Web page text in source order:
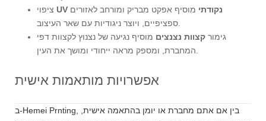
UV נקודתי מוסיף אפקט מבריק ומורחב לאזורים
ספציפיים, ויוצר ניגודיות עם שאר העיצוב.
גימורקצוות נצנצים מוסיף נגיעה של נצנוץ לקצוות דפי
אפשרויות מותאמות אישית
ב-Hemei Prnting, בין אם אתם מחברת או יומן בהתאמה אישית,